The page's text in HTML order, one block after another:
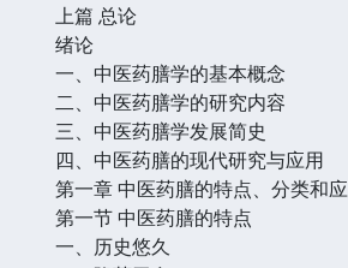
上篇 总论
绪论
一、中医药膳学的基本概念
二、中医药膳学的研究内容
三、中医药膳学发展简史
四、中医药膳的现代研究与应用
第一章 中医药膳的特点、分类和
第一节 中医药膳的特点
一、历史悠久